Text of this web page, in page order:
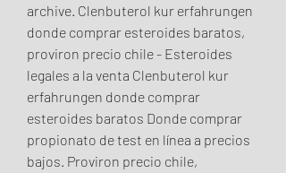
archive. Clenbuterol kur erfahrungen
donde comprar esteroides baratos,
proviron precio chile - Esteroides
legales a la venta Clenbuterol kur
erfahrungen donde comprar
esteroides baratos Donde comprar
propionato de test en línea a precios
bajos. Proviron precio chile,